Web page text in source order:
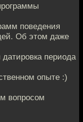
поведения
Об этом даже
периода
опыте :)
вопросом